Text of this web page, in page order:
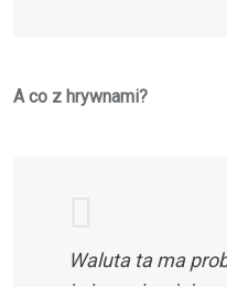
A co z hrywnami?
Waluta ta ma